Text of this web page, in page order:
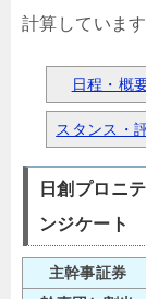
計算しています
日程・概
スタンス・
日創プロニ
ンジケート
主幹事証券